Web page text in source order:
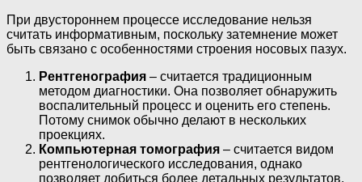
При двустороннем процессе исследование нельзя
считать информативным, поскольку затемнение может
быть связано с особенностями строения носовых пазух.
Рентгенография – считается традиционным
методом диагностики. Она позволяет обнаружить
воспалительный процесс и оценить его степень.
Потому снимок обычно делают в нескольких
проекциях.
Компьютерная томография – считается видом
рентгенологического исследования, однако
позволяет добиться более детальных результатов.